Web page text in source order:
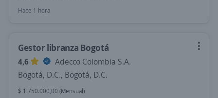
Hace 1 hora
Gestor libranza Bogotá
4,6
Adecco Colombia S.A.
Bogotá, D.C., Bogotá, D.C.
$ 1.750.000,00 (Mensual)